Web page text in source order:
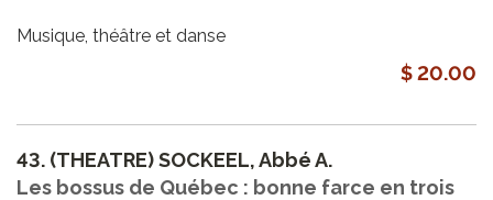
Musique, théâtre et danse
$ 20.00
43. (THEATRE) SOCKEEL, Abbé A.
Les bossus de Québec : bonne farce en trois